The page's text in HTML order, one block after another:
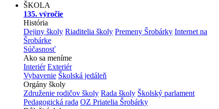
ŠKOLA
135. výročie
História
Dejiny školy Riaditelia školy Premeny Šrobárky Internet na
Šrobárke
Súčasnosť
Ako sa meníme
Interiér Exteriér
Vybavenie Školská jedáleň
Orgány školy
Združenie rodičov školy Rada školy Školský parlament
Pedagogická rada OZ Priatelia Šrobárky